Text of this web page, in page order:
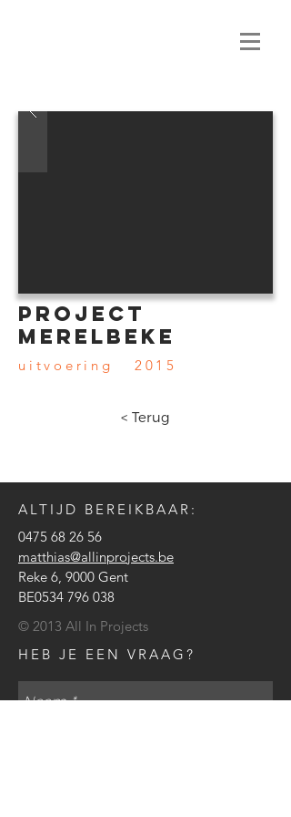
PROJECT
MERELBEKE
uitvoering 2015
< Terug
ALTIJD BEREIKBAAR:
0475 68 26 56
matthias@allinprojects.be
Reke 6, 9000 Gent
BE0534 796 038
© 2013 All In Projects
HEB JE EEN VRAAG?